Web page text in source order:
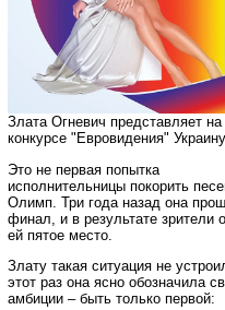
Злата Огневич представляет на
конкурсе "Евровидения"
Это не первая попытка
исполнительницы покорить
Олимп. Три года назад она
финал, и в результате зрители
ей пятое место.
Злату такая ситуация не
этот раз она ясно обозначила
амбиции – быть только первой: